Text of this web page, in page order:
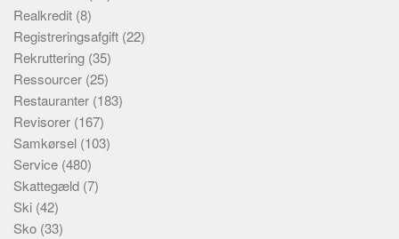
Realkredit (8)
Registreringsafgift (22)
Rekruttering (35)
Ressourcer (25)
Restauranter (183)
Revisorer (167)
Samkørsel (103)
Service (480)
Skattegæld (7)
Ski (42)
Sko (33)